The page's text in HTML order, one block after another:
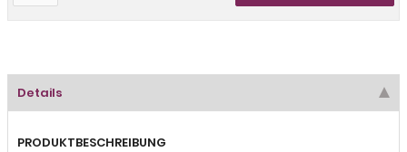
Details
PRODUKTBESCHREIBUNG